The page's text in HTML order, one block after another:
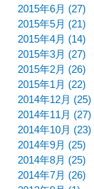
2015年6月 (27)
2015年5月 (21)
2015年4月 (14)
2015年3月 (27)
2015年2月 (26)
2015年1月 (22)
2014年12月 (25)
2014年11月 (27)
2014年10月 (23)
2014年9月 (25)
2014年8月 (25)
2014年7月 (26)